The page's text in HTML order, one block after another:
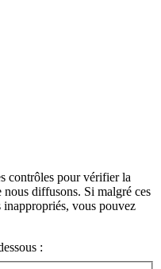
contrôles pour vérifier la
diffusons. Si malgré ces
inappropriés, vous pouvez
: